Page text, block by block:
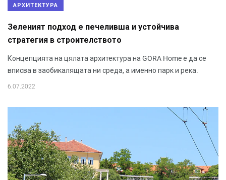
АРХИТЕКТУРА
Зеленият подход е печеливша и устойчива
стратегия в строителството
Концепцията на цялата архитектура на GORA Home е да се
вписва в заобикалящата ни среда, а именно парк и река.
6.07.2022